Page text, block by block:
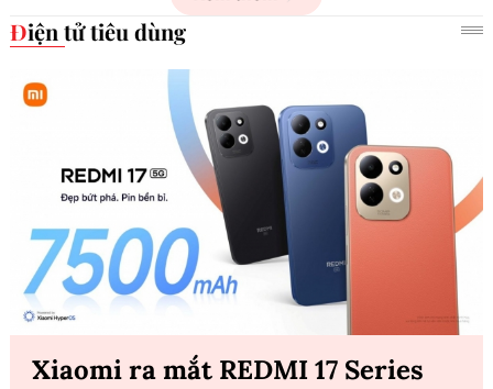
Điện tử tiêu dùng
Xiaomi ra mắt REDMI 17 Series